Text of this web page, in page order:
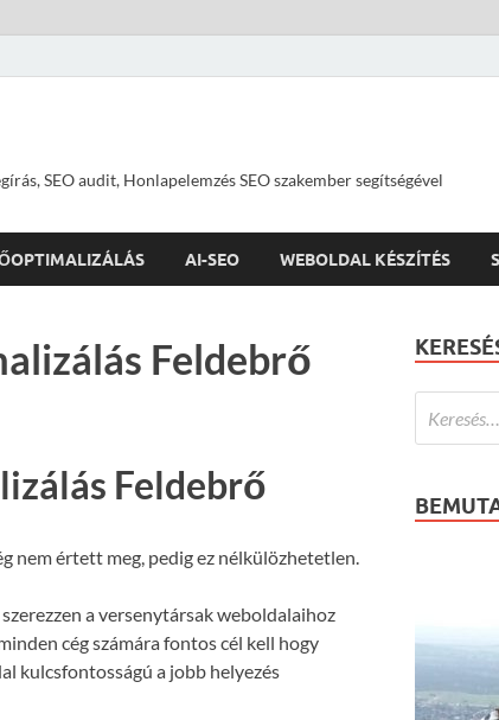
SEO audit, Honlapelemzés SEO szakember segítségével
AI-SEO WEBOLDAL KÉSZÍTÉS
Feldebrő
Feldebrő
nem értett meg, pedig ez nélkülözhetetlen.
a versenytársak weboldalaihoz
cég számára fontos cél kell hogy
kulcsfontosságú a jobb helyezés